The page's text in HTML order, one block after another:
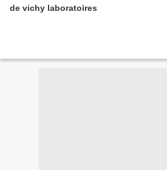
de vichy laboratoires